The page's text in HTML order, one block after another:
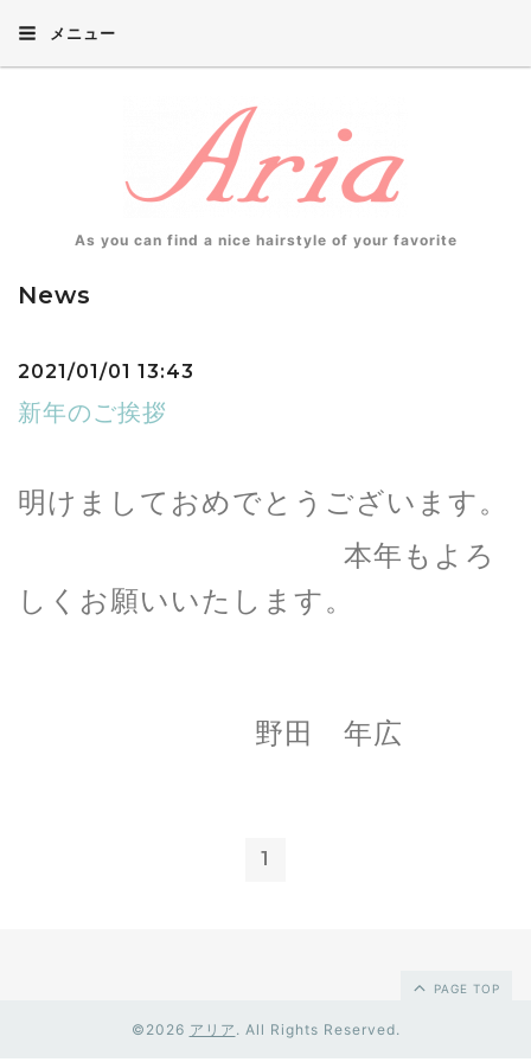
メニュー
As you can find a nice hairstyle of your favorite
News
2021/01/01 13:43
新年のご挨拶
明けましておめでとうございます。
本年もよろ
しくお願いいたします。
野田 年広
1
PAGE TOP
©2026 アリア . All Rights Reserved.